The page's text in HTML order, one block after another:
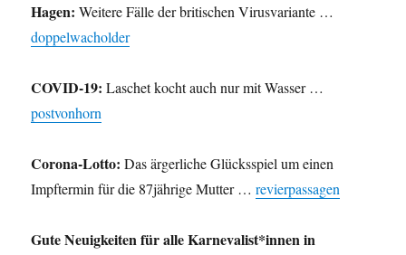
Hagen: Weitere Fälle der britischen Virusvariante …
doppelwacholder
COVID-19: Laschet kocht auch nur mit Wasser …
postvonhorn
Corona-Lotto: Das ärgerliche Glücksspiel um einen
Impftermin für die 87jährige Mutter …revierpassagen
Gute Neuigkeiten für alle Karnevalist*innen in